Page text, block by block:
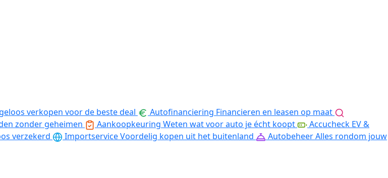
verkopen voor de beste deal Autofinanciering Financieren en leasen op maat
zonder geheimen Aankoopkeuring Weten wat voor auto je écht koopt
Accucheck EV &
verzekerd ImportserviceVoordelig kopen uit het buitenland AutobeheerAlles rondom jouw